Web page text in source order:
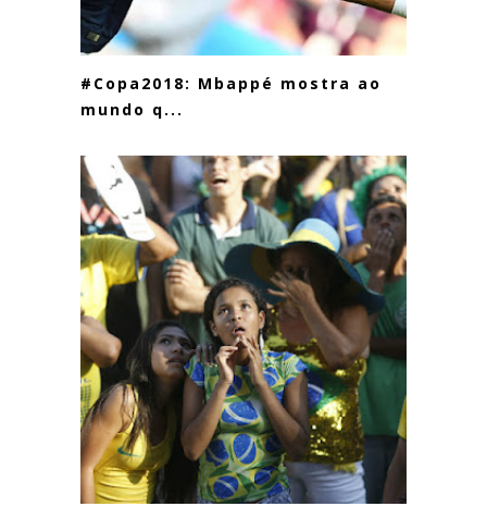
#Copa2018: Mbappé mostra ao
mundo q...